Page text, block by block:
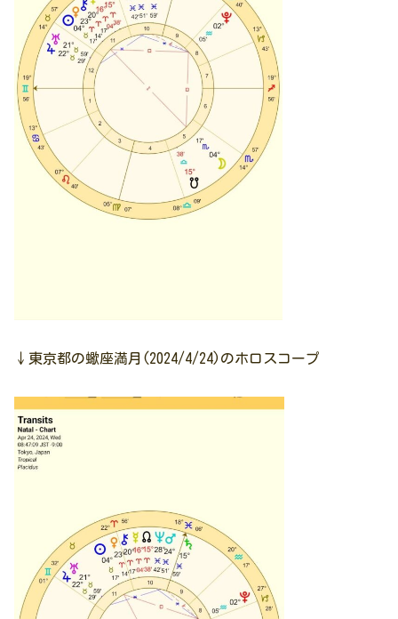
↓東京都の蠍座満月(2024/4/24)のホロスコープ